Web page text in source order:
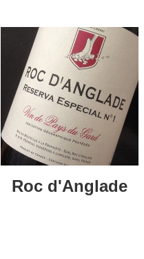
Roc d'Anglade